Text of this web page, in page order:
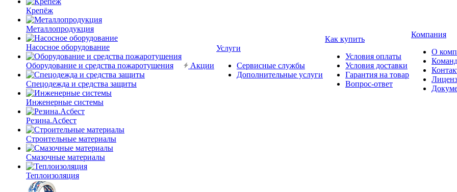
Крепёж
Металлопродукция
Насосное оборудование
Оборудование и средства пожаротушения
Спецодежда и средства защиты
Инженерные системы
Резина.Асбест
Строительные материалы
Смазочные материалы
Теплоизоляция
Акции
Услуги
Сервисные службы
Дополнительные услуги
Как купить
Условия оплаты
Условия доставки
Гарантия на товар
Вопрос-ответ
Компания
О